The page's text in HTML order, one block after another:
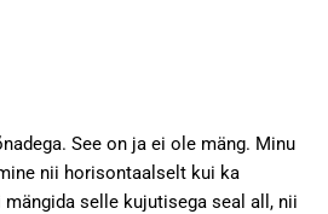
See on ja ei ole mäng. Minu
nii horisontaalselt kui ka
selle kujutisega seal all, nii